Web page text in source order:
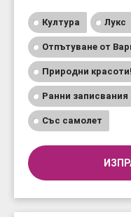
Култура Лукс
Отпътуване от
Природни
Ранни записвания
Със самолет